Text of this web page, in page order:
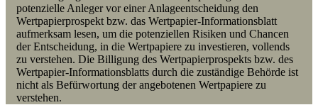
potenzielle Anleger vor einer Anlageentscheidung den
Wertpapierprospekt bzw. das Wertpapier-Informationsblatt
aufmerksam lesen, um die potenziellen Risiken und Chancen
der Entscheidung, in die Wertpapiere zu investieren, vollends
zu verstehen. Die Billigung des Wertpapierprospekts bzw. des
Wertpapier-Informationsblatts durch die zuständige Behörde ist
nicht als Befürwortung der angebotenen Wertpapiere zu
verstehen.